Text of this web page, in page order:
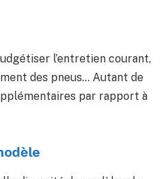
l’entretien courant,
des pneus… Autant de
par rapport à